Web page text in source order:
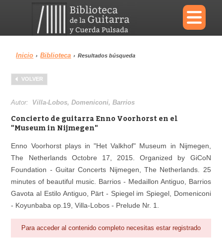
×
Menu
Biblioteca
Área personal Reproductor
Inicio › Biblioteca › Resultados búsqueda
VOLVER
Autor: Villa-Lobos, Domeniconi, Barrios
Concierto de guitarra Enno Voorhorst en el
"Museum in Nijmegen"
Enno Voorhorst plays in "Het Valkhof" Museum in Nijmegen,
The Netherlands Octobre 17, 2015. Organized by GiCoN
Foundation - Guitar Concerts Nijmegen, The Netherlands. 25
minutes of beautiful music. Barrios - Medaillon Antiguo, Barrios
Gavota al Estilo Antiguo, Pärt - Spiegel im Spiegel, Domeniconi
- Koyunbaba op.19, Villa-Lobos - Prelude Nr. 1.
Para acceder al contenido completo necesitas estar registrado